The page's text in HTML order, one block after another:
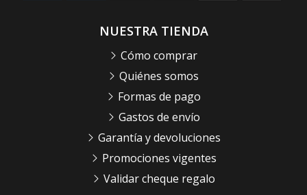
NUESTRA TIENDA
Cómo comprar
Quiénes somos
Formas de pago
Gastos de envío
Garantía y devoluciones
Promociones vigentes
Validar cheque regalo